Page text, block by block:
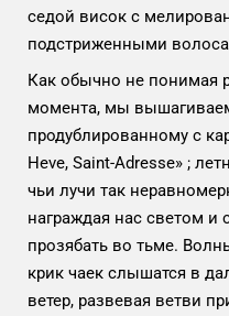
седой висок с
подстриженными
Как обычно не понимая
момента, мы вышагиваем
продублированному с
Heve, Saint-Adresse» ;
чьи лучи так
награждая нас светом и
прозябать во тьме.
крик чаек слышатся в
ветер, развевая ветви